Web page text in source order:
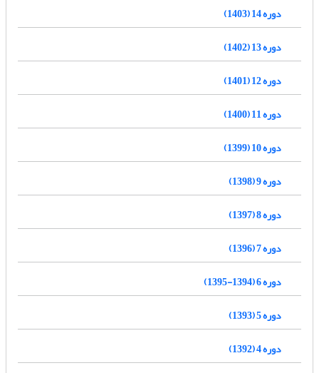
دوره 14 (1403)
دوره 13 (1402)
دوره 12 (1401)
دوره 11 (1400)
دوره 10 (1399)
دوره 9 (1398)
دوره 8 (1397)
دوره 7 (1396)
دوره 6 (1394-1395)
دوره 5 (1393)
دوره 4 (1392)